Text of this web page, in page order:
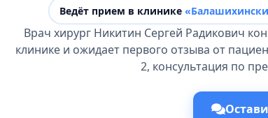
Ведёт прием в клинике
Врач хирург Никитин Сергей Радикович
клинике и ожидает первого отзыва от
2, консультация по